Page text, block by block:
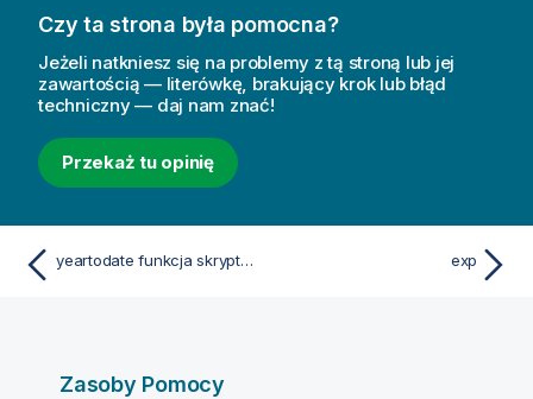
Czy ta strona była pomocna?
Jeżeli natkniesz się na problemy z tą stroną lub jej
zawartością — literówkę, brakujący krok lub błąd
techniczny — daj nam znać!
Przekaż tu opinię
yeartodate funkcja skryptu i funkcja wykresu exp
Zasoby Pomocy